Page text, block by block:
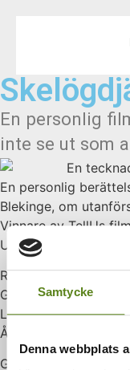
Samtycke
Denna webbplats
En personlig
inte se ut som
En personlig
Blekinge, om
Vinnare av TellUs
Ungdoms
Regi: Agnes Brede
Genre: Dokumentär
Längd: 5:27
År: 2019
Genre: